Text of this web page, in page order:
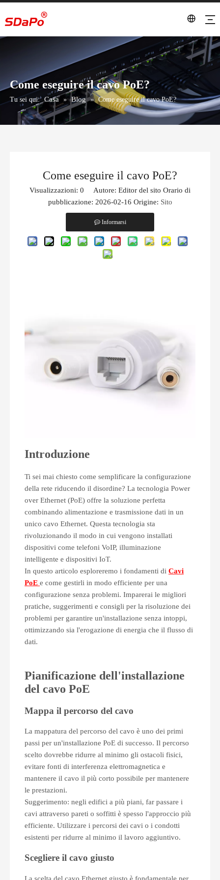
Come eseguire il cavo PoE?
Tu sei qui: Casa » Blog » Come eseguire il cavo PoE?
Come eseguire il cavo PoE?
Visualizzazioni: 0 Autore: Editor del sito Orario di
pubblicazione: 2026-02-16 Origine: Sito
Informarsi
Introduzione
Ti sei mai chiesto come semplificare la configurazione
della rete riducendo il disordine? La tecnologia Power
over Ethernet (PoE) offre la soluzione perfetta
combinando alimentazione e trasmissione dati in un
unico cavo Ethernet. Questa tecnologia sta
rivoluzionando il modo in cui vengono installati
dispositivi come telefoni VoIP, illuminazione
intelligente e dispositivi IoT.
In questo articolo esploreremo i fondamenti di Cavi
PoE e come gestirli in modo efficiente per una
configurazione senza problemi. Imparerai le migliori
pratiche, suggerimenti e consigli per la risoluzione dei
problemi per garantire un'installazione senza intoppi,
ottimizzando sia l'erogazione di energia che il flusso di
dati.
Pianificazione dell'installazione
del cavo PoE
Mappa il percorso del cavo
La mappatura del percorso del cavo è uno dei primi
passi per un'installazione PoE di successo. Il percorso
scelto dovrebbe ridurre al minimo gli ostacoli fisici,
evitare fonti di interferenza elettromagnetica e
mantenere il cavo il più corto possibile per mantenere
le prestazioni.
Suggerimento: negli edifici a più piani, far passare i
cavi attraverso pareti o soffitti è spesso l'approccio più
efficiente. Utilizzare i percorsi dei cavi o i condotti
esistenti per ridurre al minimo il lavoro aggiuntivo.
Scegliere il cavo giusto
La scelta del cavo Ethernet giusto è fondamentale per